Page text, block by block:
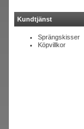
Kundtjänst
Sprängskisser
Köpvillkor